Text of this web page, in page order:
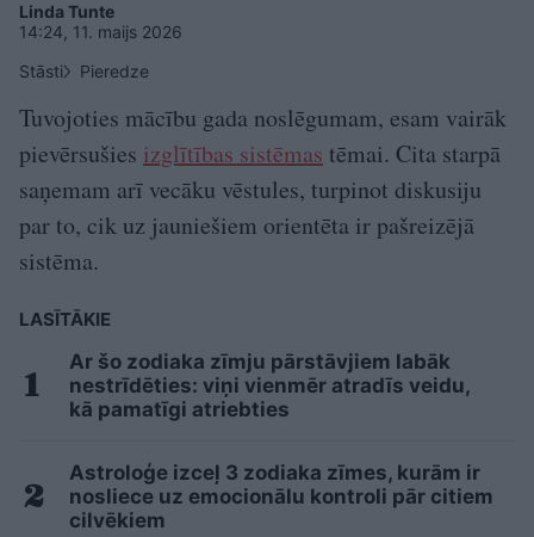
Linda Tunte
14:24, 11. maijs 2026
Stāsti
Pieredze
Tuvojoties mācību gada noslēgumam, esam vairāk
pievērsušies izglītības sistēmas tēmai. Cita starpā
saņemam arī vecāku vēstules, turpinot diskusiju
par to, cik uz jauniešiem orientēta ir pašreizējā
sistēma.
LASĪTĀKIE
Ar šo zodiaka zīmju pārstāvjiem labāk
nestrīdēties: viņi vienmēr atradīs veidu,
kā pamatīgi atriebties
Astroloģe izceļ 3 zodiaka zīmes, kurām ir
nosliece uz emocionālu kontroli pār citiem
cilvēkiem